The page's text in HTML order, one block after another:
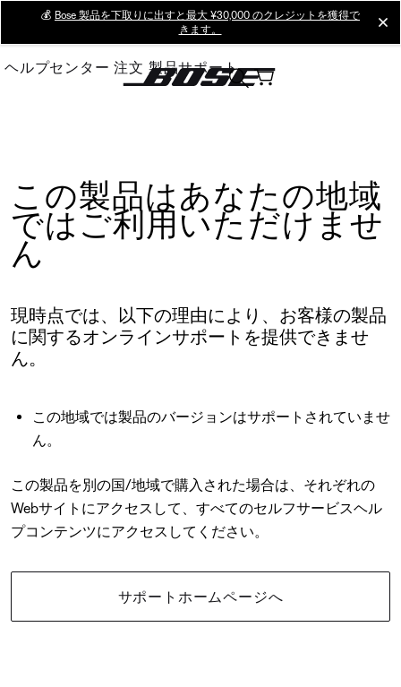
Main
💰 Bose 製品を下取りに出すと最大 ¥30,000 のクレジットを獲得で
きます。
ヘルプセンター 注文 製品サポート
この製品はあなたの地域
ではご利用いただけませ
ん
現時点では、以下の理由により、お客様の製品
に関するオンラインサポートを提供できませ
ん。
この地域では製品のバージョンはサポートされていませ
ん。
この製品を別の国/地域で購入された場合は、それぞれの
Webサイトにアクセスして、すべてのセルフサービスヘル
プコンテンツにアクセスしてください。
サポートホームページへ